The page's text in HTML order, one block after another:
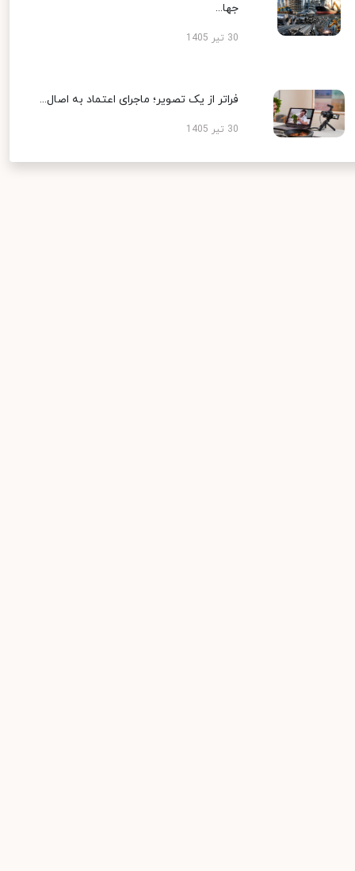
جها...
30 تیر 1405
فراتر از یک تصویر؛ ماجرای اعتماد به اصال...
30 تیر 1405